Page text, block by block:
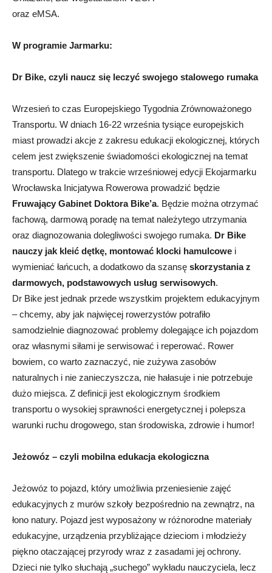
oraz eMSA.
W programie Jarmarku:
Dr Bike, czyli naucz się leczyć swojego stalowego rumaka
Wrzesień to czas Europejskiego Tygodnia Zrównoważonego
Transportu. W dniach 16-22 września tysiące europejskich
miast prowadzi akcje z zakresu edukacji ekologicznej, których
celem jest zwiększenie świadomości ekologicznej na temat
transportu. Dlatego w trakcie wrześniowej edycji Ekojarmarku
Wrocławska Inicjatywa Rowerowa prowadzić będzie
Fruwający Gabinet Doktora Bike’a. Będzie można otrzymać
fachową, darmową poradę na temat należytego utrzymania
oraz diagnozowania dolegliwości swojego rumaka. Dr Bike
nauczy jak kleić dętkę, montować klocki hamulcowe i
wymieniać łańcuch, a dodatkowo da szansę skorzystania z
darmowych, podstawowych usług serwisowych.
Dr Bike jest jednak przede wszystkim projektem edukacyjnym
– chcemy, aby jak najwięcej rowerzystów potrafiło
samodzielnie diagnozować problemy dolegające ich pojazdom
oraz własnymi siłami je serwisować i reperować. Rower
bowiem, co warto zaznaczyć, nie zużywa zasobów
naturalnych i nie zanieczyszcza, nie hałasuje i nie potrzebuje
dużo miejsca. Z definicji jest ekologicznym środkiem
transportu o wysokiej sprawności energetycznej i polepsza
warunki ruchu drogowego, stan środowiska, zdrowie i humor!
Jeżowóz – czyli mobilna edukacja ekologiczna
Jeżowóz to pojazd, który umożliwia przeniesienie zajęć
edukacyjnych z murów szkoły bezpośrednio na zewnątrz, na
łono natury. Pojazd jest wyposażony w różnorodne materiały
edukacyjne, urządzenia przybliżające dzieciom i młodzieży
piękno otaczającej przyrody wraz z zasadami jej ochrony.
Dzieci nie tylko słuchają „suchego” wykładu nauczyciela, lecz